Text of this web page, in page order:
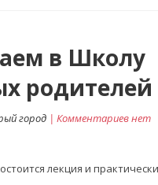
в Школу
родителей
город | Комментариев нет
лекция и